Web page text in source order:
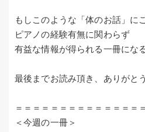
もしこのような「体のお話」に
ピアノの経験有無に関わらず
有益な情報が得られる一冊にな
最後までお読み頂き、ありがと
＝＝＝＝＝＝＝＝＝＝＝＝＝＝
＜今週の一冊＞